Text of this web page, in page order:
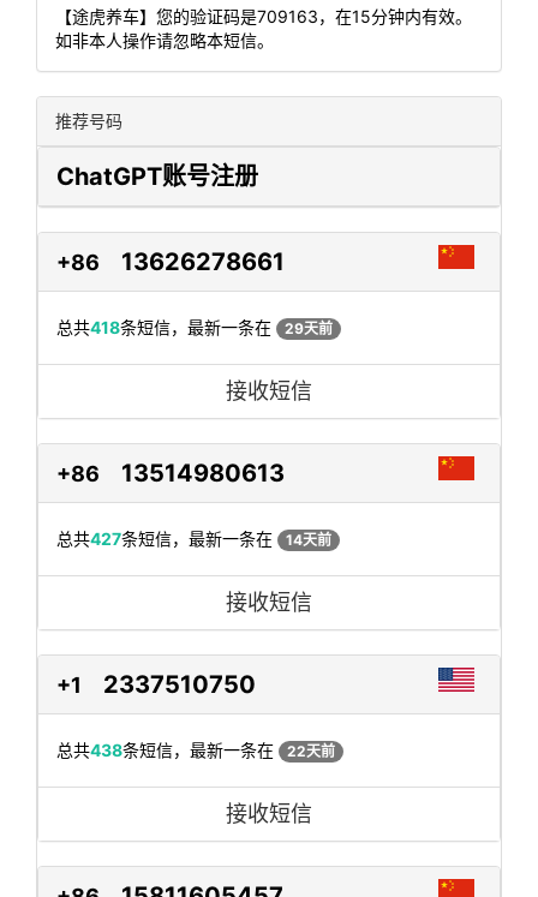
【途虎养车】您的验证码是709163，在15分钟内有效。
如非本人操作请忽略本短信。
推荐号码
ChatGPT账号注册
+86 13626278661
总共418条短信，最新一条在 29天前
接收短信
+86 13514980613
总共427条短信，最新一条在 14天前
接收短信
+1 2337510750
总共438条短信，最新一条在 22天前
接收短信